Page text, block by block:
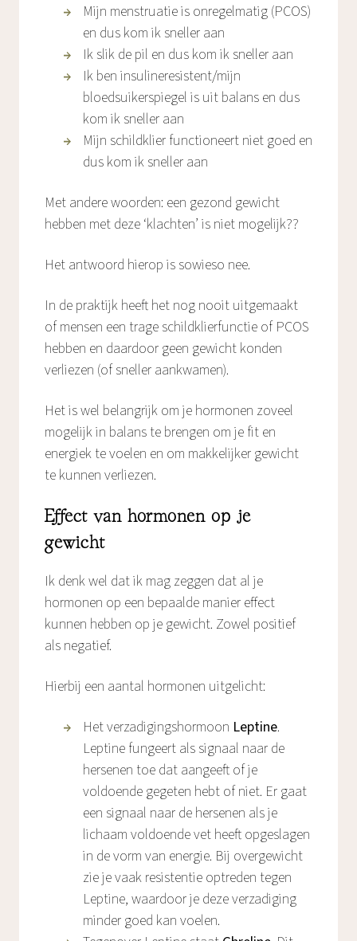
Mijn menstruatie is onregelmatig (PCOS)
en dus kom ik sneller aan
Ik slik de pil en dus kom ik sneller aan
Ik ben insulineresistent/mijn
bloedsuikerspiegel is uit balans en dus
kom ik sneller aan
Mijn schildklier functioneert niet goed en
dus kom ik sneller aan
Met andere woorden: een gezond gewicht
hebben met deze ‘klachten’ is niet mogelijk??
Het antwoord hierop is sowieso nee.
In de praktijk heeft het nog nooit uitgemaakt
of mensen een trage schildklierfunctie of PCOS
hebben en daardoor geen gewicht konden
verliezen (of sneller aankwamen).
Het is wel belangrijk om je hormonen zoveel
mogelijk in balans te brengen om je fit en
energiek te voelen en om makkelijker gewicht
te kunnen verliezen.
Effect van hormonen op je
gewicht
Ik denk wel dat ik mag zeggen dat al je
hormonen op een bepaalde manier effect
kunnen hebben op je gewicht. Zowel positief
als negatief.
Hierbij een aantal hormonen uitgelicht:
Het verzadigingshormoon Leptine.
Leptine fungeert als signaal naar de
hersenen toe dat aangeeft of je
voldoende gegeten hebt of niet. Er gaat
een signaal naar de hersenen als je
lichaam voldoende vet heeft opgeslagen
in de vorm van energie. Bij overgewicht
zie je vaak resistentie optreden tegen
Leptine, waardoor je deze verzadiging
minder goed kan voelen.